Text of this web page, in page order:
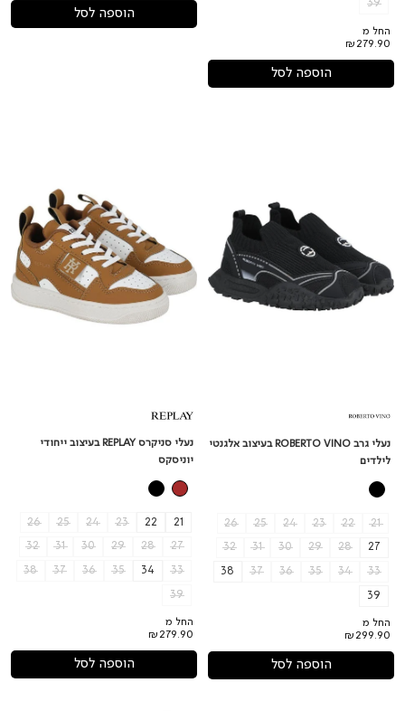
39
החל מ
₪279.90
הוספה לסל
הוספה לסל
נעלי גרב ROBERTO VINO בעיצוב אלגנטי
לילדים
21
22
23
24
25
26
27
28
29
30
31
32
33
34
35
36
37
38
39
החל מ
₪299.90
הוספה לסל
נעלי סניקרס REPLAY בעיצוב ייחודי
יוניסקס
21
22
23
24
25
26
27
28
29
30
31
32
33
34
35
36
37
38
39
החל מ
₪279.90
הוספה לסל